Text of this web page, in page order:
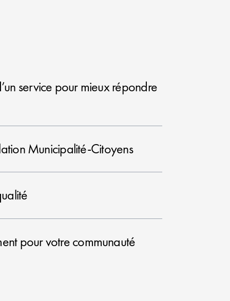
service pour mieux répondre
Municipalité-Citoyens
pour votre communauté